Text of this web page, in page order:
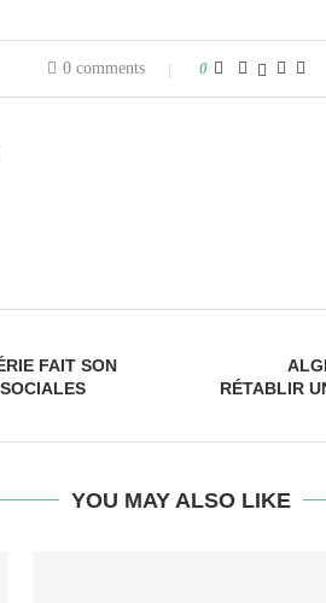
0 comments 0
FAIT SON
RÉTABLIR
YOU MAY ALSO LIKE